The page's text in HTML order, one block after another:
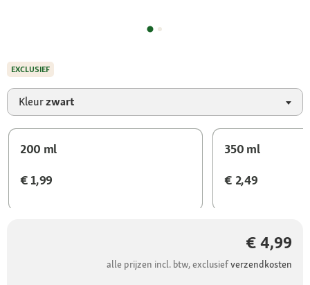
Kleurzwart
200 ml
€ 1,99
350 ml
€ 2,49
€ 4,99
alle prijzen incl. btw, exclusiefverzendkosten
EXCLUSIEF